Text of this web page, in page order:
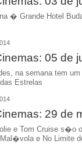
� Grande Hotel
05 de
na semana tem
Estrelas
29 de
e Tom Cruise s�o
e No Limite